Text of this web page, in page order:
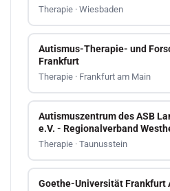
Therapie · Wiesbaden
Autismus-Therapie- und
Frankfurt
Therapie · Frankfurt am Main
Autismuszentrum des ASB
e.V. - Regionalverband
Therapie · Taunusstein
Goethe-Universität Frankfurt